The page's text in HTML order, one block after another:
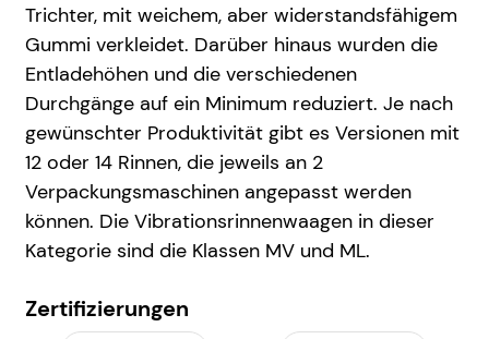
Trichter, mit weichem, aber widerstandsfähigem
Gummi verkleidet. Darüber hinaus wurden die
Entladehöhen und die verschiedenen
Durchgänge auf ein Minimum reduziert. Je nach
gewünschter Produktivität gibt es Versionen mit
12 oder 14 Rinnen, die jeweils an 2
Verpackungsmaschinen angepasst werden
können. Die Vibrationsrinnenwaagen in dieser
Kategorie sind die Klassen MV und ML.
Zertifizierungen